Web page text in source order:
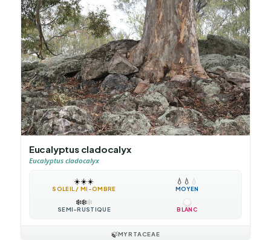
Eucalyptus cladocalyx
Eucalyptus cladocalyx
☀️☀️☀️
SOLEIL / MI-OMBRE
💧 💧 💧
MOYEN
❄️❄️❄️
SEMI-RUSTIQUE BLANC
🍃MYRTACEAE